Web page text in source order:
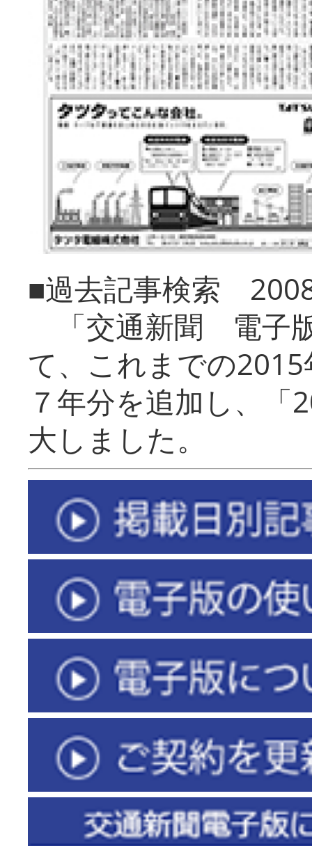
■過去記事検索
「交通新聞 電子
て、これまでの
７年分を追加し、「
大しまし